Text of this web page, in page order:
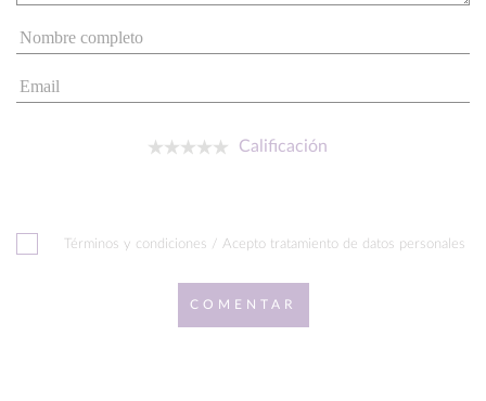
Calificación
Términos y condiciones / Acepto tratamiento de datos personales
COMENTAR